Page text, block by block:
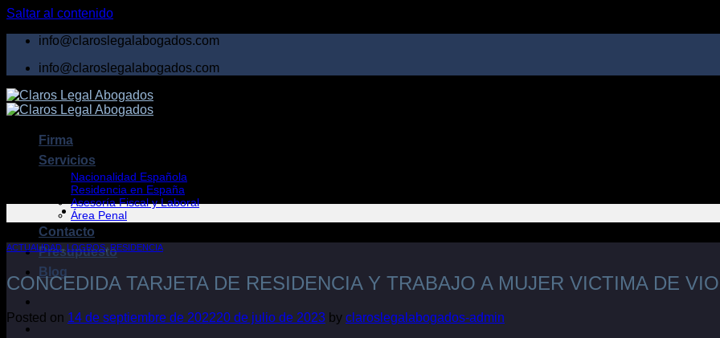
Saltar al contenido
info@claroslegalabogados.com
info@claroslegalabogados.com
Firma
Servicios
Nacionalidad Española
Residencia en España
Asesoría Fiscal y Laboral
Área Penal
Contacto
Presupuesto
Blog
ACTUALIDAD, LOGROS,RESIDENCIA
CONCEDIDA TARJETA DE RESIDENCIA Y TRABAJO A MUJER VICTIMA DE
Posted on 14 de septiembre de 202220 de julio de 2023 by claroslegalabogados-admin